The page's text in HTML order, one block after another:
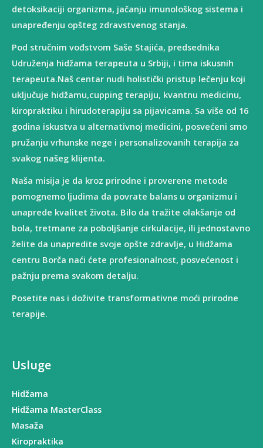
detoksikaciji organizma, jačanju imunološkog sistema i
unapređenju opšteg zdravstvenog stanja.
Pod stručnim vođstvom Saše Stajića, predsednika
Udruženja hidžama terapeuta u Srbiji, i tima iskusnih
terapeuta.Naš centar nudi holistički pristup lečenju koji
uključuje hidžamu,cupping terapiju, kvantnu medicinu,
kiropraktiku i hirudoterapiju sa pijavicama. Sa više od 16
godina iskustva u alternativnoj medicini, posvećeni smo
pružanju vrhunske nege i personalizovanih terapija za
svakog našeg klijenta.
Naša misija je da kroz prirodne i proverene metode
pomognemo ljudima da povrate balans u organizmu i
unaprede kvalitet života. Bilo da tražite olakšanje od
bola, tretmane za poboljšanje cirkulacije, ili jednostavno
želite da unapredite svoje opšte zdravlje, u Hidžama
centru Borča naći ćete profesionalnost, posvećenost i
pažnju prema svakom detalju.
Posetite nas i doživite transformativne moći prirodne
terapije.
Usluge
Hidžama
Hidžama MasterClass
Masaža
Kiropraktika